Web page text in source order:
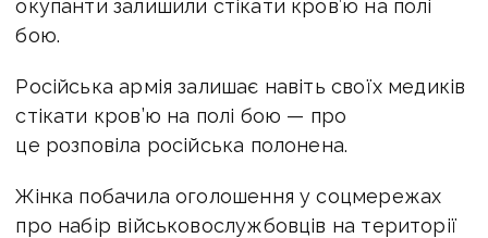
окупанти залишили стікати кров’ю на полі
бою.
Російська армія залишає навіть своїх медиків
стікати кров’ю на полі бою — про
це розповіла російська полонена.
Жінка побачила оголошення у соцмережах
про набір військовослужбовців на території